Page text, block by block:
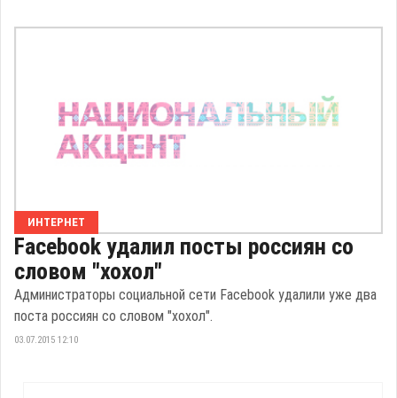
ИНТЕРНЕТ
Facebook удалил посты россиян со
словом "хохол"
Администраторы социальной сети Facebook удалили уже два
поста россиян со словом "хохол".
03.07.2015 12:10